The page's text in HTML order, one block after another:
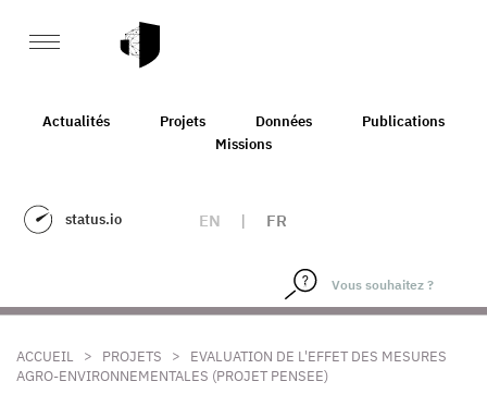
Actualités Projets Données
Publications
Missions
status.io EN | FR
ACCUEIL > PROJETS >
EVALUATION DE L'EFFET DES MESURES
AGRO-ENVIRONNEMENTALES (PROJET PENSEE)